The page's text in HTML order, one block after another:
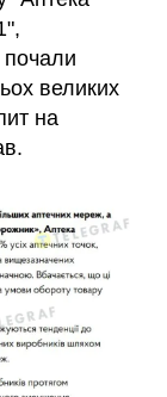
великих
на